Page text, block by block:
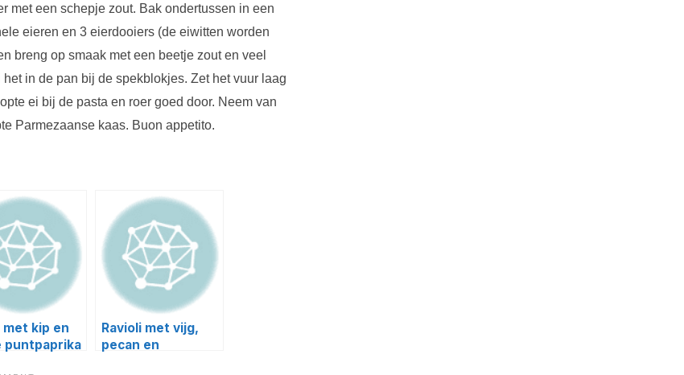
met een schepje zout. Bak ondertussen in een
eieren en 3 eierdooiers (de eiwitten worden
breng op smaak met een beetje zout en veel
in de pan bij de spekblokjes. Zet het vuur laag
ei bij de pasta en roer goed door. Neem van
Parmezaanse kaas. Buon appetito.
met kip en
puntpaprika
Ravioli met vijg,
pecan en